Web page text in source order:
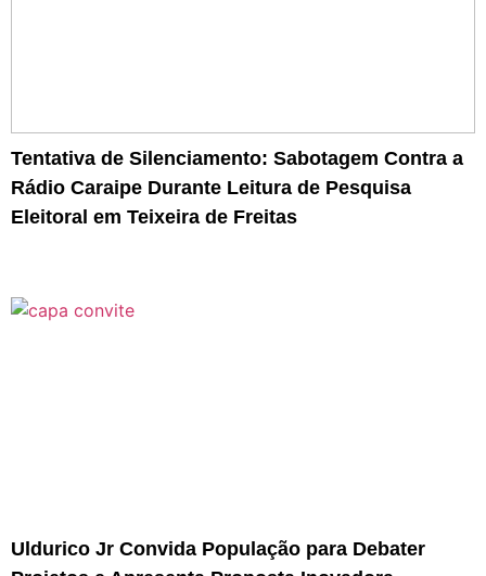
Tentativa de Silenciamento: Sabotagem Contra a
Rádio Caraipe Durante Leitura de Pesquisa
Eleitoral em Teixeira de Freitas
Uldurico Jr Convida População para Debater